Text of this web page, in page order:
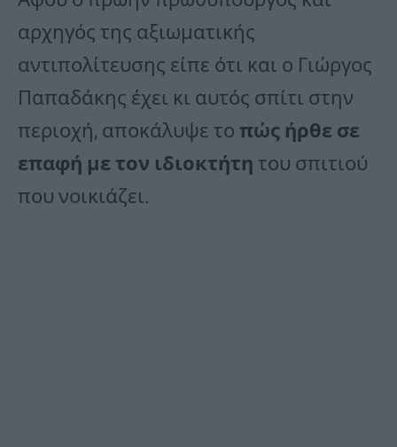
αρχηγός της αξιωματικής
αντιπολίτευσης είπε ότι και ο Γιώργος
Παπαδάκης έχει κι αυτός σπίτι στην
περιοχή, αποκάλυψε το πώς ήρθε σε
επαφή με τον ιδιοκτήτη του σπιτιού
που νοικιάζει.